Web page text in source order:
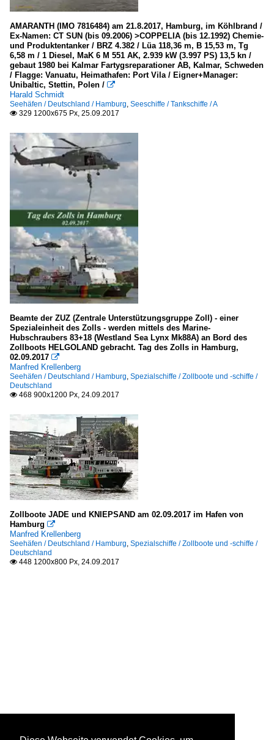
AMARANTH (IMO 7816484) am 21.8.2017, Hamburg, im Köhlbrand /
Ex-Namen: CT SUN (bis 09.2006) >COPPELIA (bis 12.1992) Chemie-
und Produktentanker / BRZ 4.382 / Lüa 118,36 m, B 15,53 m, Tg
6,58 m / 1 Diesel, MaK 6 M 551 AK, 2.939 kW (3.997 PS) 13,5 kn /
gebaut 1980 bei Kalmar Fartygsreparationer AB, Kalmar, Schweden
/ Flagge: Vanuatu, Heimathafen: Port Vila / Eigner+Manager:
Unibaltic, Stettin, Polen / 
Harald Schmidt
Seehäfen / Deutschland / Hamburg, Seeschiffe / Tankschiffe / A
 329 1200x675 Px, 25.09.2017
Beamte der ZUZ (Zentrale Unterstützungsgruppe Zoll) - einer
Spezialeinheit des Zolls - werden mittels des Marine-
Hubschraubers 83+18 (Westland Sea Lynx Mk88A) an Bord des
Zollboots HELGOLAND gebracht. Tag des Zolls in Hamburg,
02.09.2017 
Manfred Krellenberg
Seehäfen / Deutschland / Hamburg, Spezialschiffe / Zollboote und -schiffe /
Deutschland
 468 900x1200 Px, 24.09.2017
Zollboote JADE und KNIEPSAND am 02.09.2017 im Hafen von
Hamburg 
Manfred Krellenberg
Seehäfen / Deutschland / Hamburg, Spezialschiffe / Zollboote und -schiffe /
Deutschland
 448 1200x800 Px, 24.09.2017